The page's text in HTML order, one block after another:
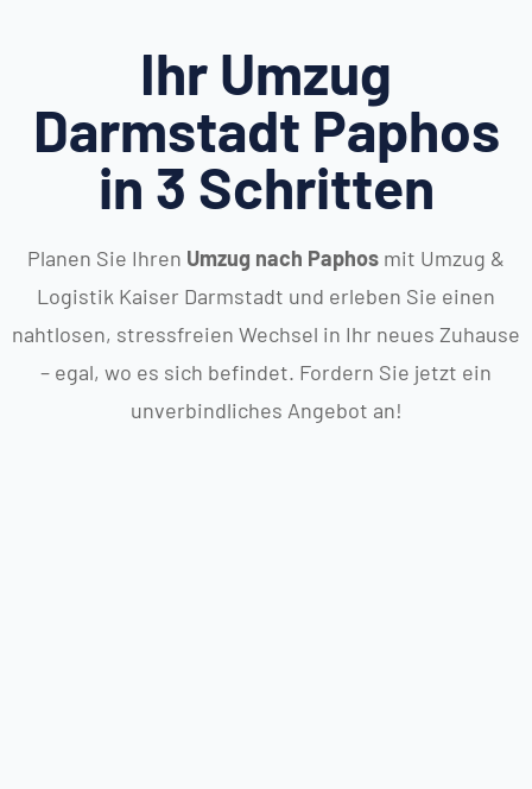
Ihr Umzug
Darmstadt Paphos
in 3 Schritten
Planen Sie Ihren Umzug nach Paphos mit Umzug &
Logistik Kaiser Darmstadt und erleben Sie einen
nahtlosen, stressfreien Wechsel in Ihr neues Zuhause
– egal, wo es sich befindet. Fordern Sie jetzt ein
unverbindliches Angebot an!